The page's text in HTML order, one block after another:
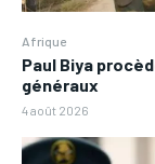
Afrique
Paul Biya
généraux
4 août 2026